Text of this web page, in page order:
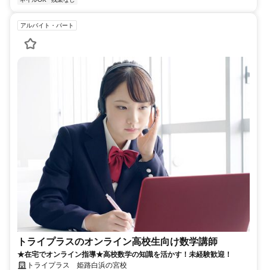
アルバイト・パート
トライプラスのオンライン高校生向け数学講師
★在宅でオンライン指導★高校数学の知識を活かす！未経験歓迎！
トライプラス 姫路白浜の宮校